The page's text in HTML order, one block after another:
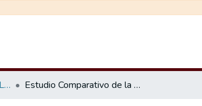
ESCUELA PROFESIONAL DE EDUCACIÓN PRIMARIA Estudio Comparativo de la Diversificación Curricular entre las Instituciones Educativas de Vinchos y Carmen. Alto - Ayacucho, 2009